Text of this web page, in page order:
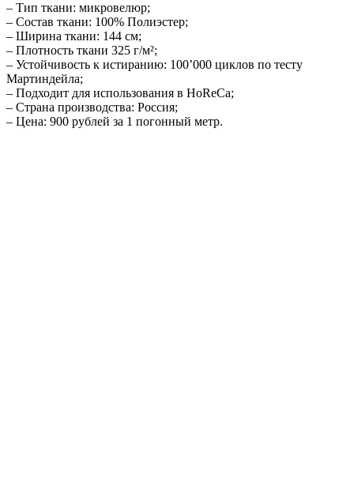
– Тип ткани: микровелюр;
– Состав ткани: 100% Полиэстер;
– Ширина ткани: 144 см;
– Плотность ткани 325 г/м²;
– Устойчивость к истиранию: 100’000 циклов по тесту
Мартиндейла;
– Подходит для использования в HoReCa;
– Страна производства: Россия;
– Цена: 900 рублей за 1 погонный метр.